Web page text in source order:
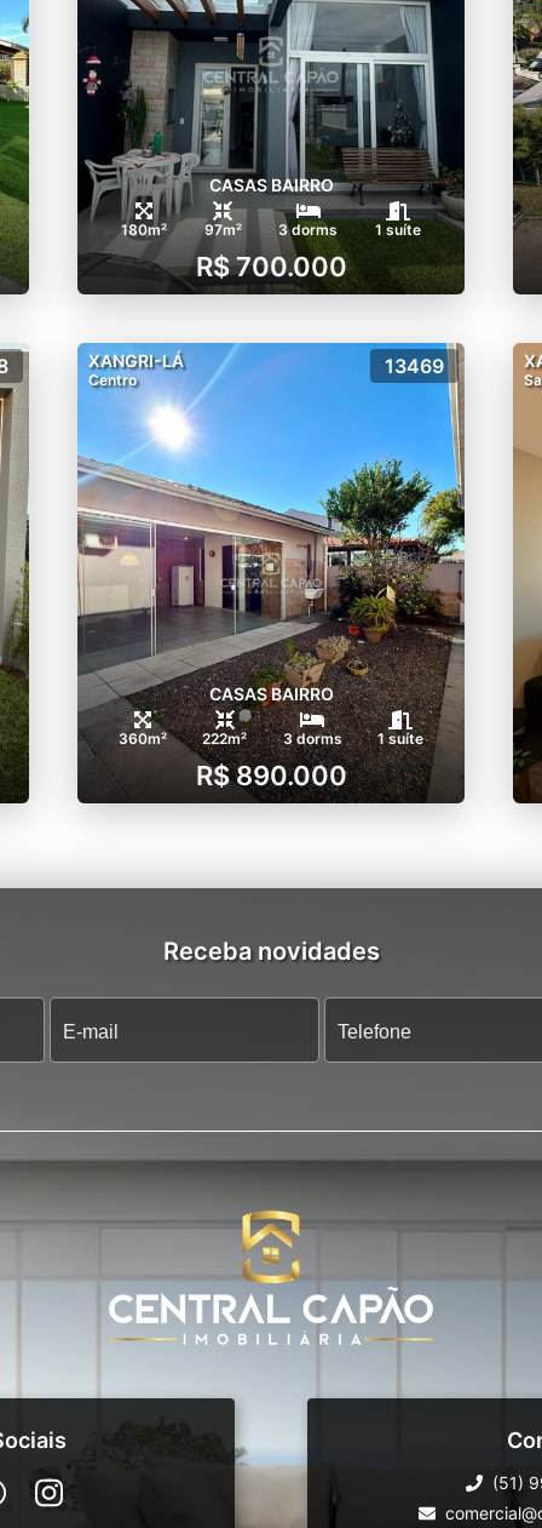
CASAS BAIRRO
180m² 97m² 3 dorms 1 suíte
R$ 700.000
XANGRI-LÁ
Centro
13469
CASAS BAIRRO
360m² 222m² 3 dorms 1 suíte
R$ 890.000
Receba novidades
(51)